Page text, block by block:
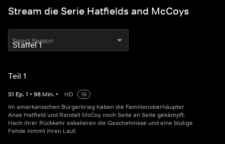
Stream die Serie Hatfields and McCoys
Select Season
Teil 1
S1 Ep.1 • 98 Min. • HD
16
Im amerkanischen Bürgerkrieg haben die Familienoberhäupter
Anse Hatfield und Randall McCoy noch Seite an Seite gekämpft.
Nach ihrer Rückkehr eskalieren die Geschehnisse und eine blutige
Fehde nimmt ihren Lauf.